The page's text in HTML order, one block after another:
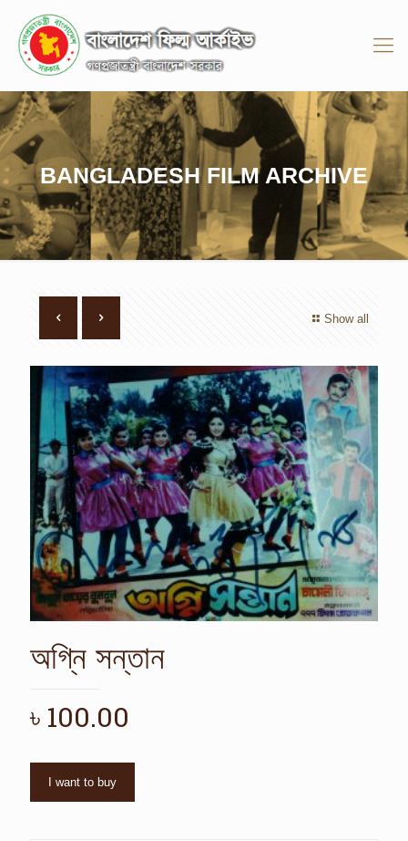
BANGLADESH FILM ARCHIVE
Show all
অগ্নি সন্তান
৳ 100.00
I want to buy